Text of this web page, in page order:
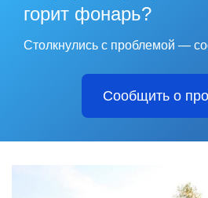
горит фонарь?
Столкнулись с проблемой —
Сообщить о